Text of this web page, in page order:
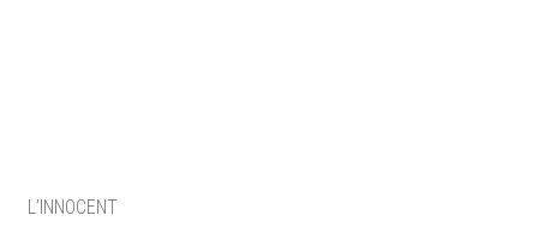
L’INNOCENT